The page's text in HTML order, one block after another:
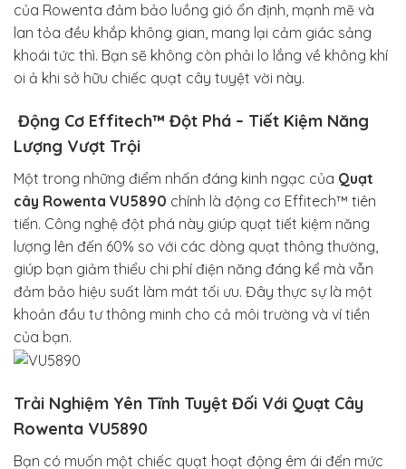
của Rowenta đảm bảo luồng gió ổn định, mạnh mẽ và
lan tỏa đều khắp không gian, mang lại cảm giác sảng
khoái tức thì. Bạn sẽ không còn phải lo lắng về không khí
oi ả khi sở hữu chiếc quạt cây tuyệt vời này.
Động Cơ Effitech™ Đột Phá – Tiết Kiệm Năng
Lượng Vượt Trội
Một trong những điểm nhấn đáng kinh ngạc của Quạt
cây Rowenta VU5890 chính là động cơ Effitech™ tiên
tiến. Công nghệ đột phá này giúp quạt tiết kiệm năng
lượng lên đến 60% so với các dòng quạt thông thường,
giúp bạn giảm thiểu chi phí điện năng đáng kể mà vẫn
đảm bảo hiệu suất làm mát tối ưu. Đây thực sự là một
khoản đầu tư thông minh cho cả môi trường và ví tiền
của bạn.
Trải Nghiệm Yên Tĩnh Tuyệt Đối Với Quạt Cây
Rowenta VU5890
Bạn có muốn một chiếc quạt hoạt động êm ái đến mức